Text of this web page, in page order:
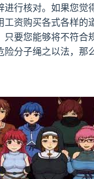
行核对。如果您觉
工资购买各式各样的
只要您能够将不符合
险分子绳之以法，那